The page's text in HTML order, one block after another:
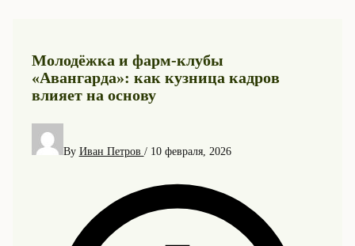
Молодёжка и фарм-клубы
«Авангарда»: как кузница кадров
влияет на основу
By Иван Петров / 10 февраля, 2026